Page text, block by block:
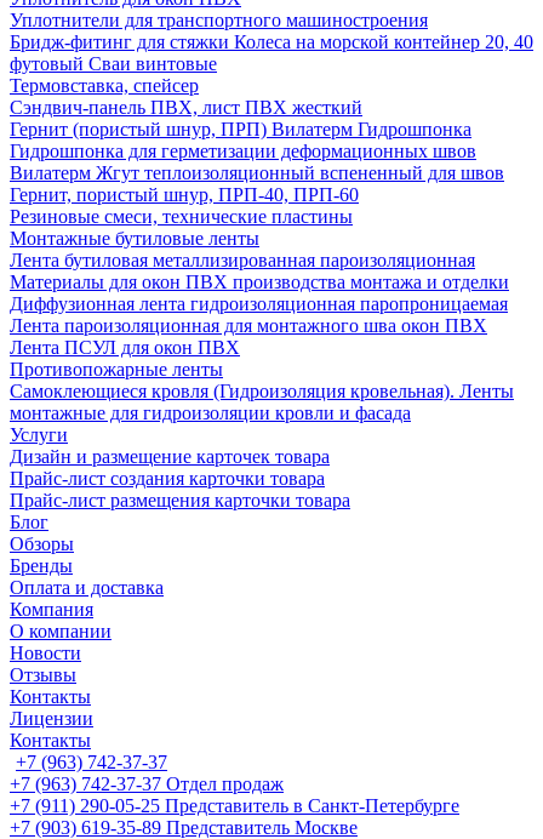
Уплотнители для транспортного машиностроения
Бридж-фитинг для стяжки Колеса на морской контейнер 20, 40
футовый Сваи винтовые
Термовставка, спейсер
Сэндвич-панель ПВХ, лист ПВХ жесткий
Гернит (пористый шнур, ПРП) Вилатерм Гидрошпонка
Гидрошпонка для герметизации деформационных швов
Вилатерм Жгут теплоизоляционный вспененный для швов
Гернит, пористый шнур, ПРП-40, ПРП-60
Резиновые смеси, технические пластины
Монтажные бутиловые ленты
Лента бутиловая металлизированная пароизоляционная
Материалы для окон ПВХ производства монтажа и отделки
Диффузионная лента гидроизоляционная паропроницаемая
Лента пароизоляционная для монтажного шва окон ПВХ
Лента ПСУЛ для окон ПВХ
Противопожарные ленты
Самоклеющиеся кровля (Гидроизоляция кровельная). Ленты
монтажные для гидроизоляции кровли и фасада
Услуги
Дизайн и размещение карточек товара
Прайс-лист создания карточки товара
Прайс-лист размещения карточки товара
Блог
Обзоры
Бренды
Оплата и доставка
Компания
О компании
Новости
Отзывы
Контакты
Лицензии
Контакты
+7 (963) 742-37-37
+7 (963) 742-37-37 Отдел продаж
+7 (911) 290-05-25 Представитель в Санкт-Петербурге
+7 (903) 619-35-89 Представитель Москве